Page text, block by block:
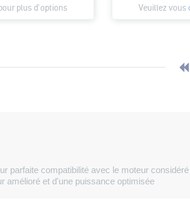
plus d'options Veuillez vous
parfaite compatibilité avec le moteur considéré
amélioré et d'une puissance optimisée